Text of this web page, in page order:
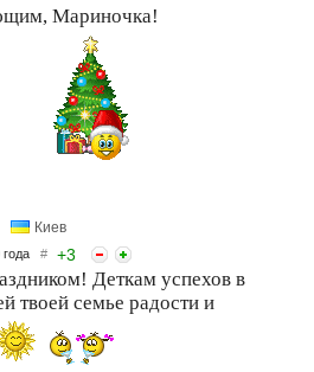
Мариночка!
Киев
года # +3
Деткам успехов в
твоей семье радости и